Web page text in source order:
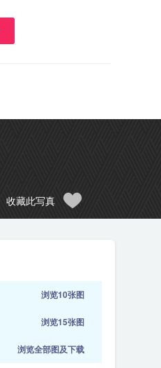
收藏此写真
浏览10张图
浏览15张图
浏览全部图及下载